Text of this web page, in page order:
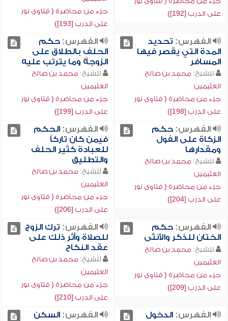
على الدرب [192])
جزء من محاضرة ( فتاوى نور
على الدرب [193])
الفهرس: تحديد
المدة التي يقصر فيها
المسافر
للشيخ: محمد بن صالح
العثيمين
جزء من محاضرة ( فتاوى نور
على الدرب [198])
الفهرس:حكم
الحلف بالطلاق على
الزوجة وما يترتب عليه
للشيخ: محمد بن صالح
العثيمين
جزء من محاضرة ( فتاوى نور
على الدرب [199])
الفهرس:حكم
الزكاة على الفول
ومقدارها
للشيخ: محمد بن صالح
العثيمين
جزء من محاضرة ( فتاوى نور
على الدرب [204])
الفهرس:الحكم
فيمن كان تاركاً
للعبادة كثير الحلف
والتطليق
للشيخ: محمد بن صالح
العثيمين
جزء من محاضرة ( فتاوى نور
على الدرب [206])
الفهرس:حكم
الختان للذكر والأنثى
للشيخ: محمد بن صالح
العثيمين
جزء من محاضرة ( فتاوى نور
على الدرب [209])
الفهرس: ترك الزوج
للصلاة وأثر ذلك على
عقد النكاح
للشيخ: محمد بن صالح
العثيمين
جزء من محاضرة ( فتاوى نور
على الدرب [210])
الفهرس:الدخول
الفهرس:السكن